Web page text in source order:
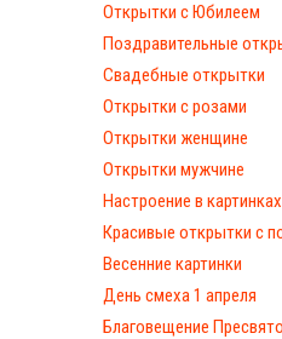
Открытки с Юбилеем
Поздравительные
Свадебные открытки
Открытки с розами
Открытки женщине
Открытки мужчине
Настроение в картинках
Красивые открытки с
Весенние картинки
День смеха 1 апреля
Благовещение